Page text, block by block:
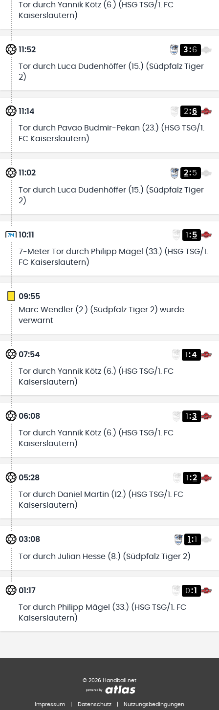
Tor durch Yannik Kötz (6.) (HSG TSG/1. FC
Kaiserslautern)
11:52 3:6
Tor durch Luca Dudenhöffer (15.) (Südpfalz Tiger
2)
11:14 2:6
Tor durch Pavao Budmir-Pekan (23.) (HSG TSG/1.
FC Kaiserslautern)
11:02 2:5
Tor durch Luca Dudenhöffer (15.) (Südpfalz Tiger
2)
10:11 1 :5
7-Meter Tor durch Philipp Mägel (33.) (HSG TSG/1.
FC Kaiserslautern)
09:55
Marc Wendler (2.) (Südpfalz Tiger 2) wurde
verwarnt
07:54 1 :4
Tor durch Yannik Kötz (6.) (HSG TSG/1. FC
Kaiserslautern)
06:08 1 :3
Tor durch Yannik Kötz (6.) (HSG TSG/1. FC
Kaiserslautern)
05:28 1 :2
Tor durch Daniel Martin (12.) (HSG TSG/1. FC
Kaiserslautern)
03:08 1 :1
Tor durch Julian Hesse (8.) (Südpfalz Tiger 2)
01:17 0:1
Tor durch Philipp Mägel (33.) (HSG TSG/1. FC
Kaiserslautern)
© 2026 Handball.net
Impressum Datenschutz Nutzungsbedingungen